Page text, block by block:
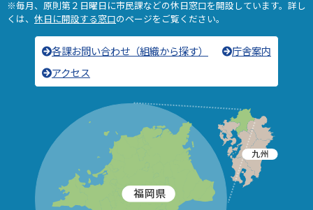
※毎月、原則第２日曜日に市民課などの休日窓口を開設しています。詳し
くは、 休日に開設する窓口のページをご覧ください。
各課お問い合わせ（組織から探す）
庁舎案内
アクセス